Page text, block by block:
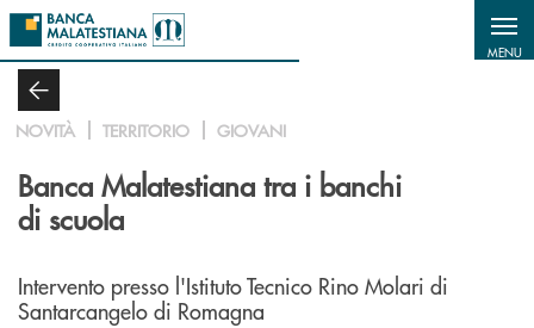
Salta al contenuto principale
MENU
NOVITÀ TERRITORIO GIOVANI
Banca Malatestiana tra i banchi
di scuola
Intervento presso l'Istituto Tecnico Rino Molari di
Santarcangelo di Romagna